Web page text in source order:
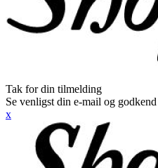
Tak for din tilmelding
Se venligst din e-mail og
x